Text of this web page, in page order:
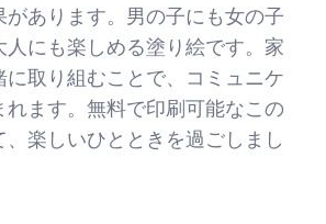
があります。男の子にも女の子
人にも楽しめる塗り絵です。家
に取り組むことで、コミュニケ
れます。無料で印刷可能なこの
楽しいひとときを過ごしまし